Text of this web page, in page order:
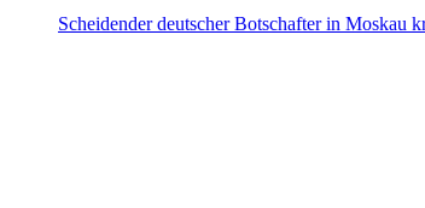
Scheidender deutscher Botschafter in Moskau